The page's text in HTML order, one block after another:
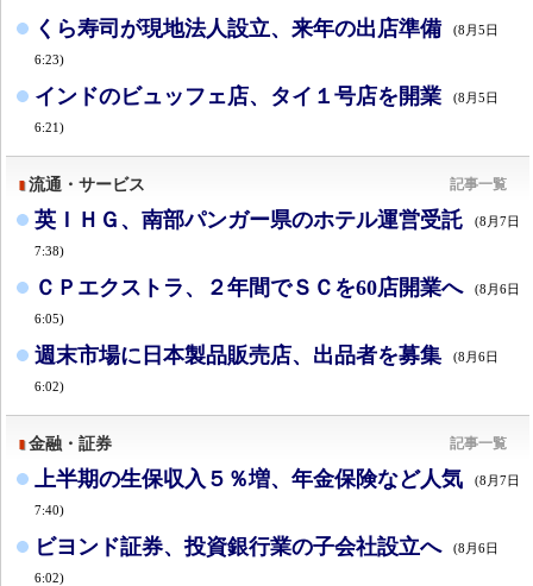
くら寿司が現地法人設立、来年の出店準備 (8月5日
6:23)
インドのビュッフェ店、タイ１号店を開業 (8月5日
6:21)
流通・サービス 記事一覧
英ＩＨＧ、南部パンガー県のホテル運営受託 (8月7日
7:38)
ＣＰエクストラ、２年間でＳＣを60店開業へ (8月6日
6:05)
週末市場に日本製品販売店、出品者を募集 (8月6日
6:02)
金融・証券 記事一覧
上半期の生保収入５％増、年金保険など人気 (8月7日
7:40)
ビヨンド証券、投資銀行業の子会社設立へ (8月6日
6:02)